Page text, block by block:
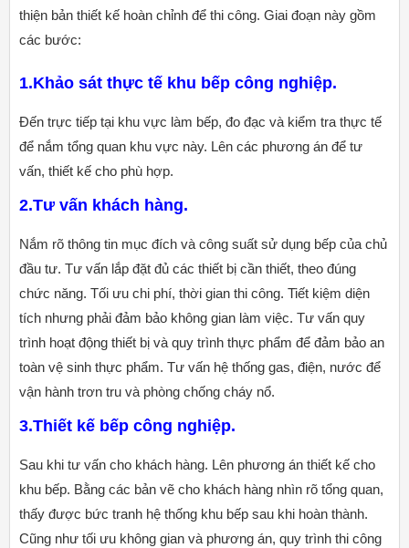
thiện bản thiết kế hoàn chỉnh để thi công. Giai đoạn này gồm
các bước:
1.Khảo sát thực tế khu bếp công nghiệp.
Đến trực tiếp tại khu vực làm bếp, đo đạc và kiểm tra thực tế
để nắm tổng quan khu vực này. Lên các phương án để tư
vấn, thiết kế cho phù hợp.
2.Tư vấn khách hàng.
Nắm rõ thông tin mục đích và công suất sử dụng bếp của chủ
đầu tư. Tư vấn lắp đặt đủ các thiết bị cần thiết, theo đúng
chức năng. Tối ưu chi phí, thời gian thi công. Tiết kiệm diện
tích nhưng phải đảm bảo không gian làm việc. Tư vấn quy
trình hoạt động thiết bị và quy trình thực phẩm để đảm bảo an
toàn vệ sinh thực phẩm. Tư vấn hệ thống gas, điện, nước để
vận hành trơn tru và phòng chống cháy nổ.
3.Thiết kế bếp công nghiệp.
Sau khi tư vấn cho khách hàng. Lên phương án thiết kế cho
khu bếp. Bằng các bản vẽ cho khách hàng nhìn rõ tổng quan,
thấy được bức tranh hệ thống khu bếp sau khi hoàn thành.
Cũng như tối ưu không gian và phương án, quy trình thi công